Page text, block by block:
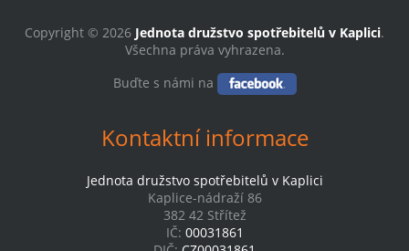
Copyright © 2026 Jednota družstvo spotřebitelů v Kaplici.
Všechna práva vyhrazena.
Buďte s námi na
Kontaktní informace
Jednota družstvo spotřebitelů v Kaplici
Kaplice-nádraží 86
382 42 Střítež
IČ: 00031861